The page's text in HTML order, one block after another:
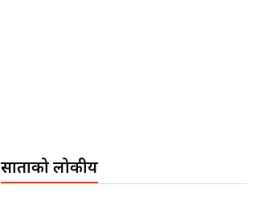
साताको लोकप्रीय